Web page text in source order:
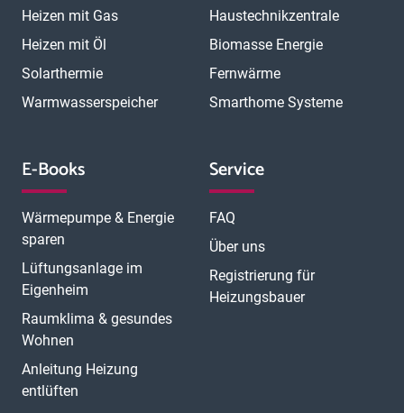
Heizen mit Gas
Heizen mit Öl
Solarthermie
Warmwasserspeicher
Haustechnikzentrale
Biomasse Energie
Fernwärme
Smarthome Systeme
E-Books
Wärmepumpe & Energie
sparen
Lüftungsanlage im
Eigenheim
Raumklima & gesundes
Wohnen
Anleitung Heizung
entlüften
Service
FAQ
Über uns
Registrierung für
Heizungsbauer